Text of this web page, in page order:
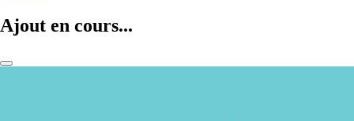
Ajout en cours...